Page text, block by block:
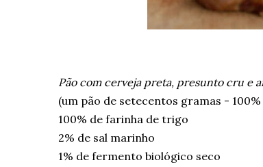
Pão com cerveja preta, presunto cru e
(um pão de setecentos gramas - 100%
100% de farinha de trigo
2% de sal marinho
1% de fermento biológico seco